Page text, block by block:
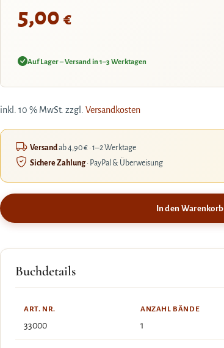
5,00 €
Auf Lager – Versand in 1–3 Werktagen
inkl. 10 % MwSt. zzgl. Versandkosten
Versandab 4,90 € · 1–2 Werktage
Sichere Zahlung· PayPal & Überweisung
In den Warenkorb
Buchdetails
ART. NR.
33000
ANZAHL BÄNDE
1